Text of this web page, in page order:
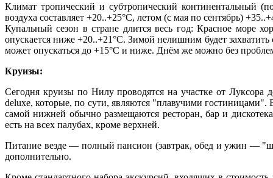
Климат тропический и субтропический континентальный
воздуха составляет +20..+25°C, летом (с мая по сентябрь)
Купальный сезон в стране длится весь год: Красное море
опускается ниже +20..+21°C. Зимой нелишним будет
может опускаться до +15°C и ниже. Днём же можно без
Круизы:
Сегодня круизы по Нилу проводятся на участке от
deluxe, которые, по сути, являются "плавучими
самой нижней обычно размещаются ресторан, бар и
есть на всех палубах, кроме верхней.
Питание везде — полный пансион (завтрак, обед и ужин —
дополнительно.